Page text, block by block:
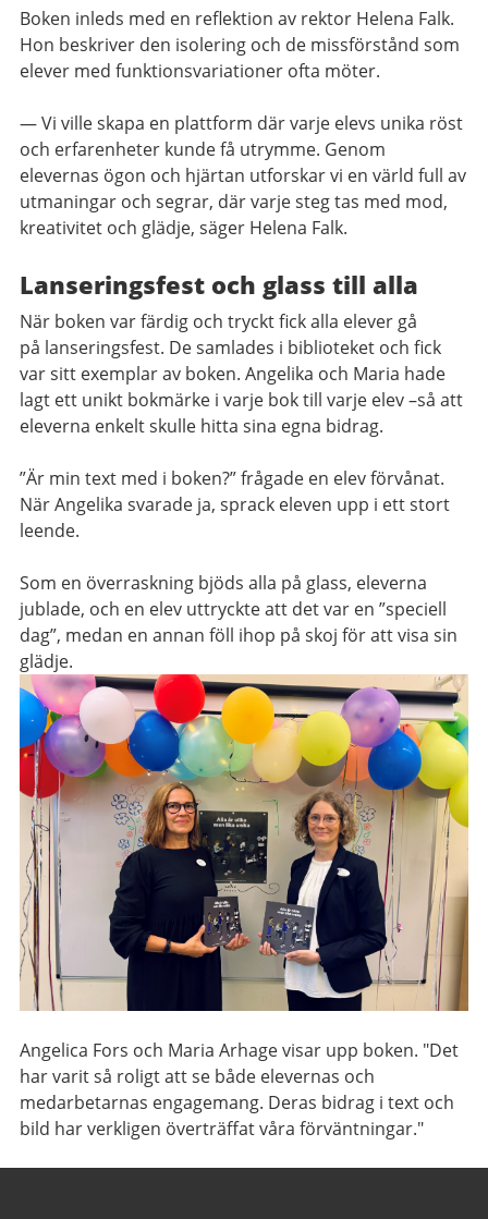
Boken inleds med en reflektion av rektor Helena Falk.
Hon beskriver den isolering och de missförstånd som
elever med funktionsvariationer ofta möter.
— Vi ville skapa en plattform där varje elevs unika röst
och erfarenheter kunde få utrymme. Genom
elevernas ögon och hjärtan utforskar vi en värld full av
utmaningar och segrar, där varje steg tas med mod,
kreativitet och glädje, säger Helena Falk.
Lanseringsfest och glass till alla
När boken varfärdig och trycktfick alla elever gå
på lanseringsfest. Desamlades i biblioteket och fick
var sitt exemplar av boken. Angelika och Maria hade
lagt ett unikt bokmärke i varje boktill varje elev–så att
eleverna enkelt skulle hitta sina egna bidrag.
”Är min text med i boken?” frågade en elev förvånat.
När Angelika svarade ja, sprack eleven upp i ett stort
leende.
Som en överraskning bjöds alla på glass, eleverna
jublade, och en elev uttryckte att det var en ”speciell
dag”, medan en annan föll ihop på skoj för att visa sin
glädje.
Angelica Fors och Maria Arhage visar upp boken. "Det
har varit så roligt att se både elevernas och
medarbetarnas engagemang. Deras bidrag i text och
bild har verkligen överträffat våra förväntningar."